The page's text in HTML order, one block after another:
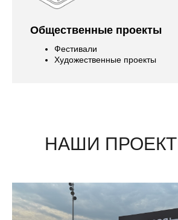
Общественные проекты
Фестивали
Художественные проекты
НАШИ